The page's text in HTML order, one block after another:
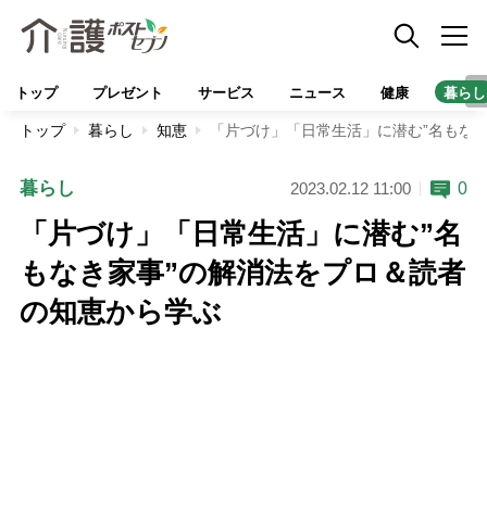
トップ プレゼント サービス ニュース 健康 暮らし
トップ 暮らし 知恵 「片づけ」「日常生活」に潜む”名も
暮らし 2023.02.12 11:00 0
「片づけ」「日常生活」に潜む”名
もなき家事”の解消法をプロ＆読者
の知恵から学ぶ